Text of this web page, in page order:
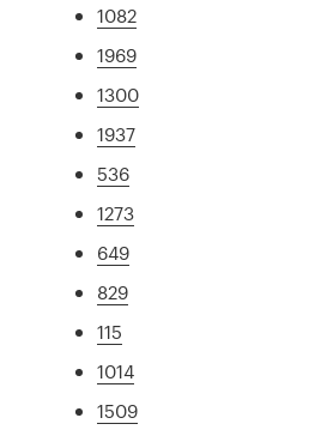
1082
1969
1300
1937
536
1273
649
829
115
1014
1509